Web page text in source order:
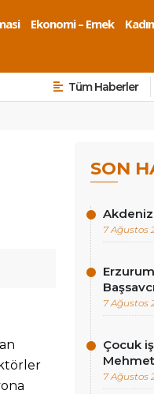
Ekonomi – Emek Kadın
Tüm Haberler
SON
7 Ağustos
7 Ağustos
Çocuk
7 Ağustos